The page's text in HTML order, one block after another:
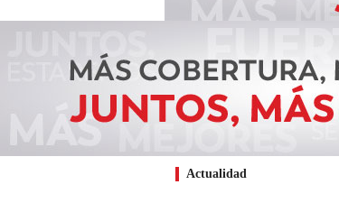
Actualidad